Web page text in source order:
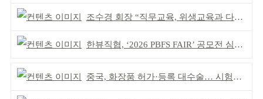
조수경 회장 “직무교육, 위생교육과 다르다”
한뷰직협, ‘2026 PBFS FAIR’ 공모전 심사 성료
중국, 화장품 허가·등록 대수술… 시험자료 공용 허용